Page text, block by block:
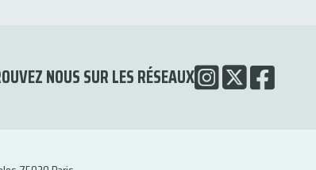
NOUS SUR LES RÉSEAUX